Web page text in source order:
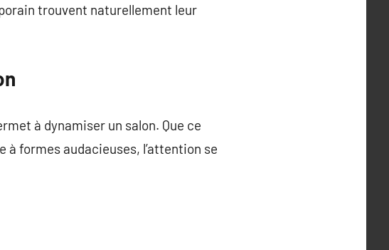
trouvent naturellement leur
à dynamiser un salon. Que ce
formes audacieuses, l’attention se